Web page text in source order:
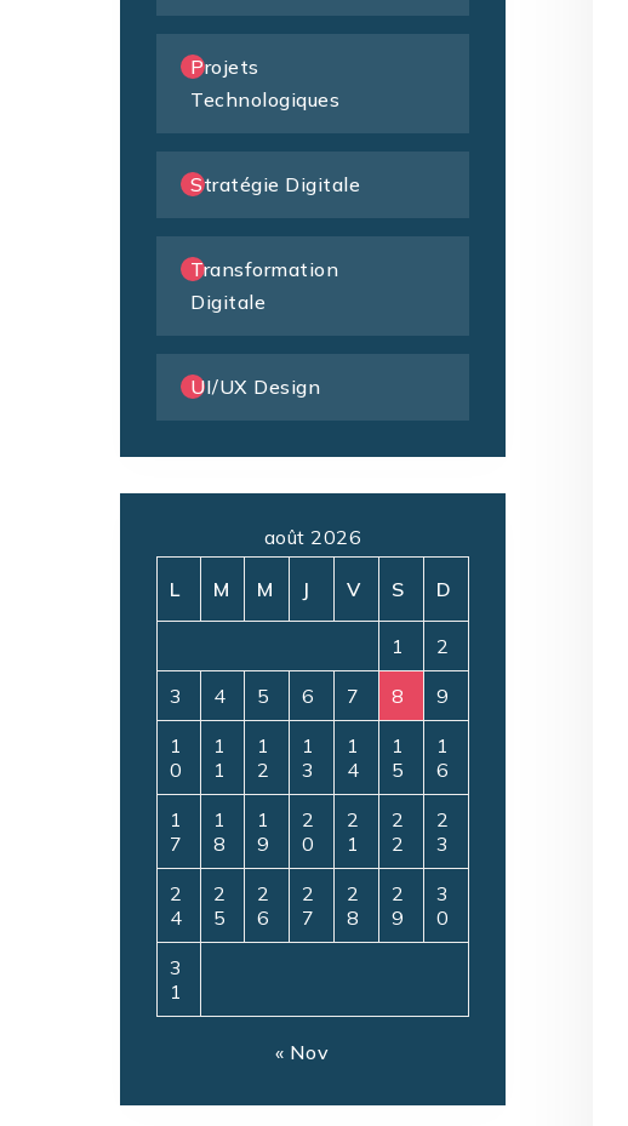
Projets
Technologiques
Stratégie Digitale
Transformation
Digitale
UI/UX Design
août 2026
L M M J V S D
1 2
3 4 5 6 7 8 9
1
0
1
1
1
2
1
3
1
4
1
5
1
6
1
7
1
8
1
9
2
0
2
1
2
2
2
3
2
4
2
5
2
6
2
7
2
8
2
9
3
0
3
1
« Nov